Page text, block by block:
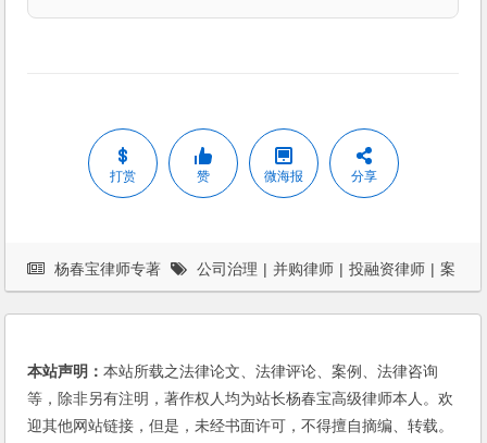
打赏 赞 微海报 分享
杨春宝律师专著 公司治理 | 并购律师 | 投融资律师 | 案
本站声明：本站所载之法律论文、法律评论、案例、法律咨询
等，除非另有注明，著作权人均为站长杨春宝高级律师本人。欢
迎其他网站链接，但是，未经书面许可，不得擅自摘编、转载。